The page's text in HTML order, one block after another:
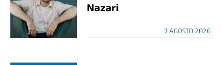
Nazari
7 AGOSTO 2026